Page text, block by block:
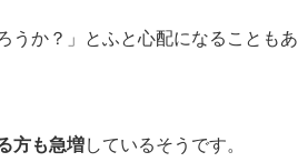
か？」とふと心配になることもあ
方も急増しているそうです。